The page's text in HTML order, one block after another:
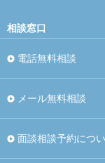
相談窓口
電話無料相談
メール無料相談
面談相談予約につ